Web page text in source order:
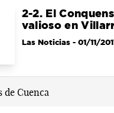
2-2. El
valioso en
Las Noticias- 01/11/